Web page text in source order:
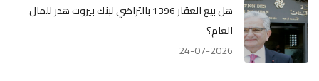
هل بيع العقار 1396 بالتراضي لبنك بيروت هدر للمال
العام؟
24-07-2026